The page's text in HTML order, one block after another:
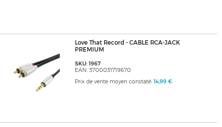
Love That Record - CABLE RCA-JACK
PREMIUM
SKU: 1967
EAN: 3700031719670
Prix de vente moyen constaté: 14,99 €